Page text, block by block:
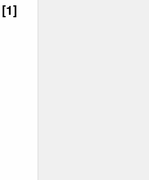
[1]